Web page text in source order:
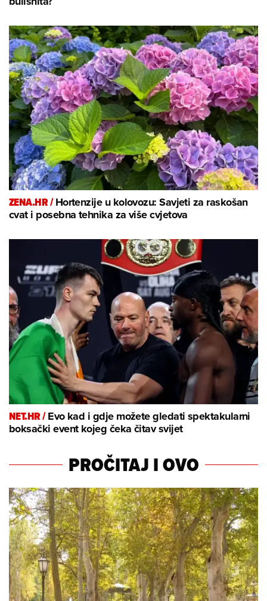
ZENA.HR /Hortenzije u kolovozu: Savjeti za raskošan
cvat i posebna tehnika za više cvjetova
NET.HR /Evo kad i gdje možete gledati spektakularni
boksački event kojeg čeka čitav svijet
PROČITAJ I OVO